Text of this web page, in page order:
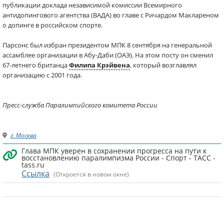
публикации доклада независимой комиссии Всемирного
антидопингового агентства (ВАДА) во главе с Ричардом Маклареном
о допинге в российском спорте.
Парсонс был избран президентом МПК 8 сентября на генеральной
ассамблее организации в Абу-Даби (ОАЭ). На этом посту он сменил
67-летнего британцаФилипа Крэйвена, который возглавлял
организацию с 2001 года.
Пресс-служба Паралимпийского комитета России
г. Москва
Глава МПК уверен в сохранении прогресса на пути к
восстановлению паралимпизма России - Спорт - ТАСС -
tass.ru
Ссылка (Откроется в новом окне)